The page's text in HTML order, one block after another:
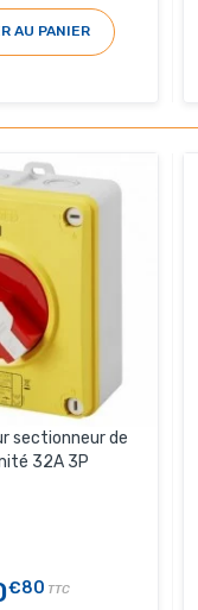
AU PANIER
sectionneur de
32A 3P
€80 TTC